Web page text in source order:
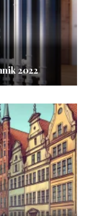
2022